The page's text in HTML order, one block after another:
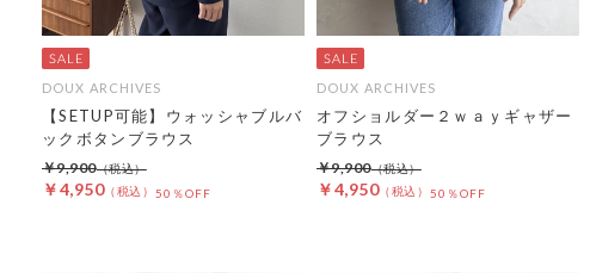
DOUX ARCHIVES
【SETUP可能】ウォッシャブルバ
ックボタンブラウス
￥4,950 50％OFF
￥9,900
DOUX ARCHIVES
オフショルダー２ｗａｙギャザー
ブラウス
￥4,950 50％OFF
￥9,900